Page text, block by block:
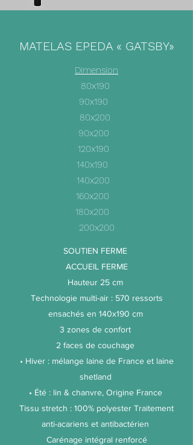
MATELAS EPEDA « GATSBY»
Dimension
80x190
90x190
80x200
90x200
120x190
140x190
140x200
160x200
180x200
200x200
SOUTIEN FERME
ACCUEIL FERME
Hauteur 25 cm
Technologie multi-air : 570 ressorts
ensachés en 140x190 cm
3 zones de confort
2 faces de couchage
• Hiver : mélange laine de France et laine
shetland
• Été : lin & chanvre, Origine France
Tissu stretch : 100% polyester Traitement
anti-acariens et antibactérien
Carénage intégral renforcé